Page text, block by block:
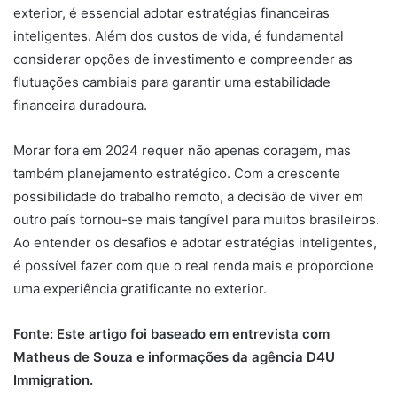
exterior, é essencial adotar estratégias financeiras
inteligentes. Além dos custos de vida, é fundamental
considerar opções de investimento e compreender as
flutuações cambiais para garantir uma estabilidade
financeira duradoura.
Morar fora em 2024 requer não apenas coragem, mas
também planejamento estratégico. Com a crescente
possibilidade do trabalho remoto, a decisão de viver em
outro país tornou-se mais tangível para muitos brasileiros.
Ao entender os desafios e adotar estratégias inteligentes,
é possível fazer com que o real renda mais e proporcione
uma experiência gratificante no exterior.
Fonte: Este artigo foi baseado em entrevista com
Matheus de Souza e informações da agência D4U
Immigration.